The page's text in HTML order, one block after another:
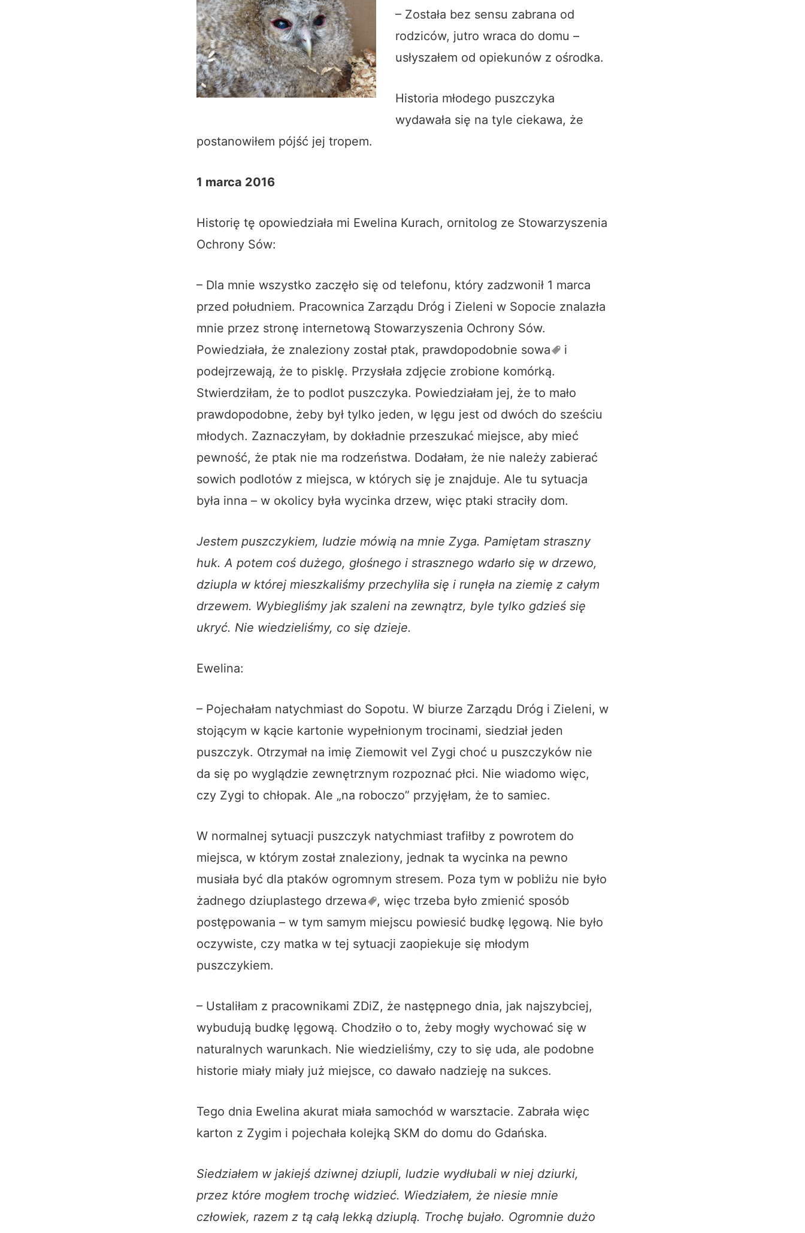
– Została bez sensu zabrana od
rodziców, jutro wraca do domu –
usłyszałem od opiekunów z ośrodka.
Historia młodego puszczyka
wydawała się na tyle ciekawa, że
postanowiłem pójść jej tropem.
1 marca 2016
Historię tę opowiedziała mi Ewelina Kurach, ornitolog ze Stowarzyszenia
Ochrony Sów:
– Dla mnie wszystko zaczęło się od telefonu, który zadzwonił 1 marca
przed południem. Pracownica Zarządu Dróg i Zieleni w Sopocie znalazła
mnie przez stronę internetową Stowarzyszenia Ochrony Sów.
Powiedziała, że znaleziony został ptak, prawdopodobnie sowa
i
podejrzewają, że to pisklę. Przysłała zdjęcie zrobione komórką.
Stwierdziłam, że to podlot puszczyka. Powiedziałam jej, że to mało
prawdopodobne, żeby był tylko jeden, w lęgu jest od dwóch do sześciu
młodych. Zaznaczyłam, by dokładnie przeszukać miejsce, aby mieć
pewność, że ptak nie ma rodzeństwa. Dodałam, że nie należy zabierać
sowich podlotów z miejsca, w których się je znajduje. Ale tu sytuacja
była inna – w okolicy była wycinka drzew, więc ptaki straciły dom.
Jestem puszczykiem, ludzie mówią na mnie Zyga. Pamiętam straszny
huk. A potem coś dużego, głośnego i strasznego wdarło się w drzewo,
dziupla w której mieszkaliśmy przechyliła się i runęła na ziemię z całym
drzewem. Wybiegliśmy jak szaleni na zewnątrz, byle tylko gdzieś się
ukryć. Nie wiedzieliśmy, co się dzieje.
Ewelina:
– Pojechałam natychmiast do Sopotu. W biurze Zarządu Dróg i Zieleni, w
stojącym w kącie kartonie wypełnionym trocinami, siedział jeden
puszczyk. Otrzymał na imię Ziemowit vel Zygi choć u puszczyków nie
da się po wyglądzie zewnętrznym rozpoznać płci. Nie wiadomo więc,
czy Zygi to chłopak. Ale „na roboczo” przyjęłam, że to samiec.
W normalnej sytuacji puszczyk natychmiast trafiłby z powrotem do
miejsca, w którym został znaleziony, jednak ta wycinka na pewno
musiała być dla ptaków ogromnym stresem. Poza tym w pobliżu nie było
żadnego dziuplastego drzewa
, więc trzeba było zmienić sposób
postępowania – w tym samym miejscu powiesić budkę lęgową. Nie było
oczywiste, czy matka w tej sytuacji zaopiekuje się młodym
puszczykiem.
– Ustaliłam z pracownikami ZDiZ, że następnego dnia, jak najszybciej,
wybudują budkę lęgową. Chodziło o to, żeby mogły wychować się w
naturalnych warunkach. Nie wiedzieliśmy, czy to się uda, ale podobne
historie miały miały już miejsce, co dawało nadzieję na sukces.
Tego dnia Ewelina akurat miała samochód w warsztacie. Zabrała więc
karton z Zygim i pojechała kolejką SKM do domu do Gdańska.
Siedziałem w jakiejś dziwnej dziupli, ludzie wydłubali w niej dziurki,
przez które mogłem trochę widzieć. Wiedziałem, że niesie mnie
człowiek, razem z tą całą lekką dziuplą. Trochę bujało. Ogromnie dużo